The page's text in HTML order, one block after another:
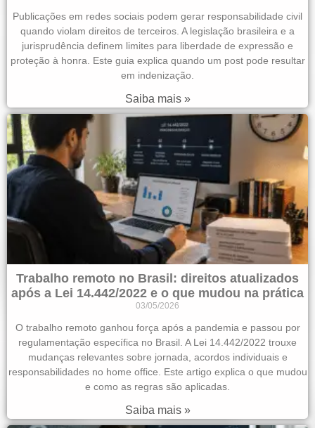
Publicações em redes sociais podem gerar responsabilidade civil
quando violam direitos de terceiros. A legislação brasileira e a
jurisprudência definem limites para liberdade de expressão e
proteção à honra. Este guia explica quando um post pode resultar
em indenização.
Saiba mais »
Trabalho remoto no Brasil: direitos atualizados
após a Lei 14.442/2022 e o que mudou na prática
03/05/2026
O trabalho remoto ganhou força após a pandemia e passou por
regulamentação específica no Brasil. A Lei 14.442/2022 trouxe
mudanças relevantes sobre jornada, acordos individuais e
responsabilidades no home office. Este artigo explica o que mudou
e como as regras são aplicadas.
Saiba mais »